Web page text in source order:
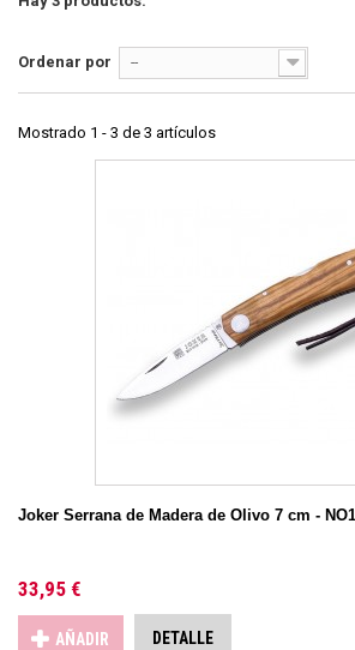
Ordenar por --
Mostrado 1 - 3 de 3 artículos
Joker Serrana de Madera de Olivo 7 cm -
33,95 €
AÑADIR DETALLE